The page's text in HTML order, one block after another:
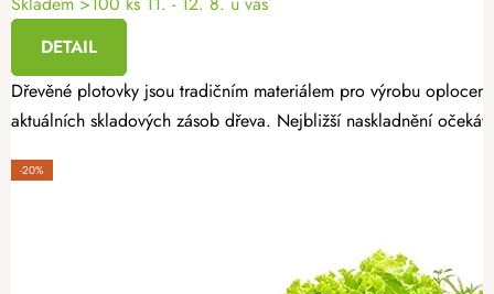
DETAIL
Dřevěné plotovky jsou tradičním materiálem pro výrobu
aktuálních skladových zásob dřeva. Nejbližší naskladnění
-20%